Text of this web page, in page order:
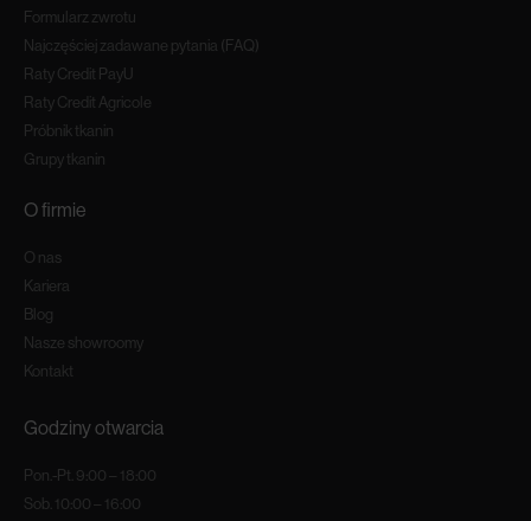
Formularz zwrotu
Najczęściej zadawane pytania (FAQ)
Raty Credit PayU
Raty Credit Agricole
Próbnik tkanin
Grupy tkanin
O firmie
O nas
Kariera
Blog
Nasze showroomy
Kontakt
Godziny otwarcia
Pon.-Pt. 9:00 – 18:00
Sob. 10:00 – 16:00